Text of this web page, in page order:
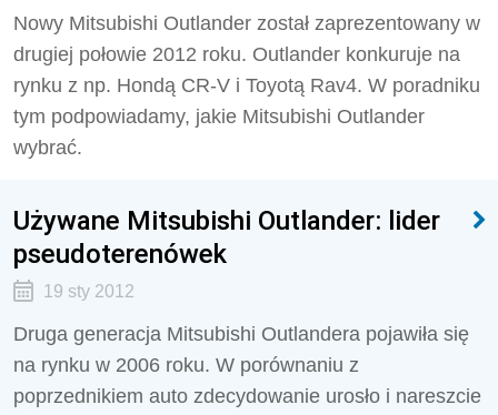
Nowy Mitsubishi Outlander został zaprezentowany w
drugiej połowie 2012 roku. Outlander konkuruje na
rynku z np. Hondą CR-V i Toyotą Rav4. W poradniku
tym podpowiadamy, jakie Mitsubishi Outlander
wybrać.
Używane Mitsubishi Outlander: lider
pseudoterenówek
19 sty 2012
Druga generacja Mitsubishi Outlandera pojawiła się
na rynku w 2006 roku. W porównaniu z
poprzednikiem auto zdecydowanie urosło i nareszcie